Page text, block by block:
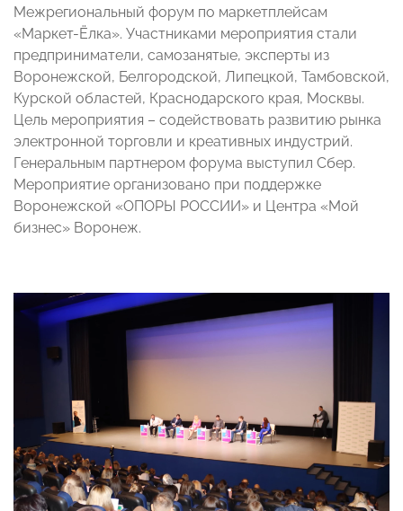
Межрегиональный форум по маркетплейсам
«Маркет-Ёлка». Участниками мероприятия стали
предприниматели, самозанятые, эксперты из
Воронежской, Белгородской, Липецкой, Тамбовской,
Курской областей, Краснодарского края, Москвы.
Цель мероприятия – содействовать развитию рынка
электронной торговли и креативных индустрий.
Генеральным партнером форума выступил Сбер.
Мероприятие организовано при поддержке
Воронежской «ОПОРЫ РОССИИ» и Центра «Мой
бизнес» Воронеж.